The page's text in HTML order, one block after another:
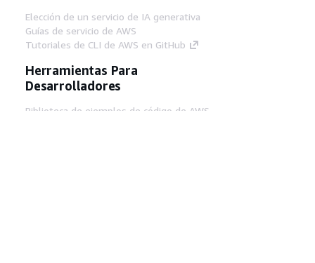
Elección de un servicio de IA generativa
Guías de servicio de AWS
Tutoriales de CLI de AWS en GitHub
Herramientas Para
Desarrolladores
Biblioteca de ejemplos de código de AWS